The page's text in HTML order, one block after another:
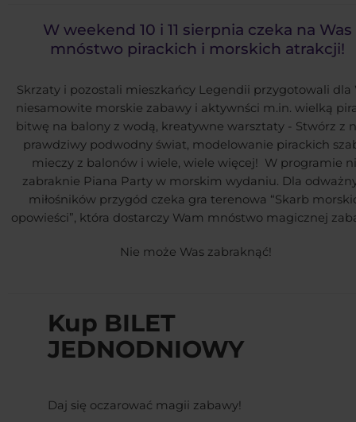
W weekend 10 i 11 sierpnia czeka na Was
mnóstwo pirackich i morskich atrakcji!
Skrzaty i pozostali mieszkańcy Legendii przygotowali dla
niesamowite morskie zabawy i aktywnści m.in. wielką
bitwę na balony z wodą, kreatywne warsztaty - Stwórz z
prawdziwy podwodny świat, modelowanie pirackich
mieczy z balonów i wiele, wiele więcej! W programie
zabraknie Piana Party w morskim wydaniu. Dla
miłośników przygód czeka gra terenowa “Skarb
opowieści”, która dostarczy Wam mnóstwo magicznej
Nie może Was zabraknąć!
Kup BILET
JEDNODNIOWY
Daj się oczarować magii zabawy!